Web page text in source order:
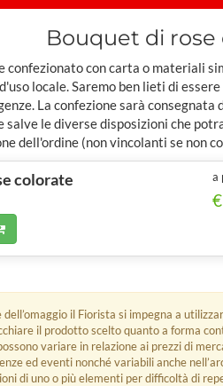
Bouquet di rose
confezionato con carta o materiali
locale. Saremo ben lieti di
La confezione sarà
le diverse disposizioni che
dell'ordine (non vincolanti se non
colorate a
€
dell’omaggio il Fiorista si impegna a
il prodotto scelto quanto a forma
variare in relazione ai prezzi di
ed eventi nonché variabili anche
di uno o più elementi per difficoltà di